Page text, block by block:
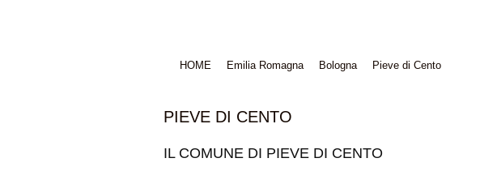
HOME Emilia Romagna Bologna Pieve di Cento
PIEVE DI CENTO
IL COMUNE DI PIEVE DI CENTO